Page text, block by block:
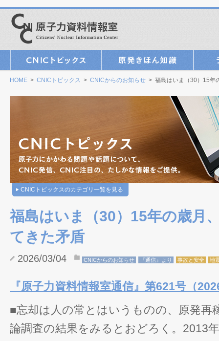
HOME > CNICトピックス > CNICからのお知らせ > 福島はいま（30）15年
CNICトピックスのカテゴリ一覧を見る
福島はいま（30）15年の歳月
てきた矛盾
2026/03/04 CNICからのお知らせ 『通信』より 事故と安全 地
『原子力資料情報室通信』第621号（
■忘却は人の常とはいうものの、原発再
論調査の結果をみるとおどろく。2013